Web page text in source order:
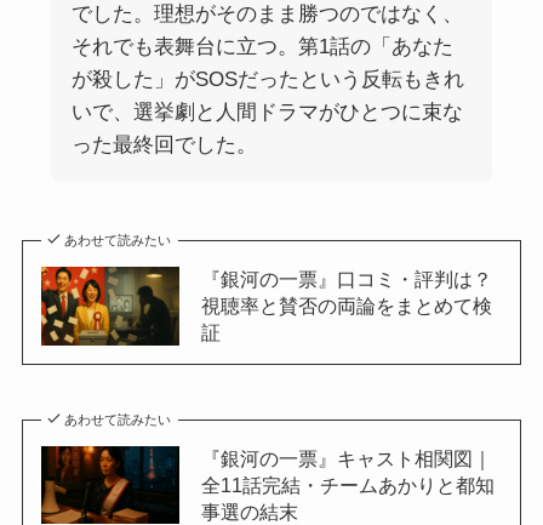
でした。理想がそのまま勝つのではなく、
それでも表舞台に立つ。第1話の「あなた
が殺した」がSOSだったという反転もきれ
いで、選挙劇と人間ドラマがひとつに束な
った最終回でした。
あわせて読みたい
『銀河の一票』口コミ・評判は？
視聴率と賛否の両論をまとめて検
証
あわせて読みたい
『銀河の一票』キャスト相関図｜
全11話完結・チームあかりと都知
事選の結末